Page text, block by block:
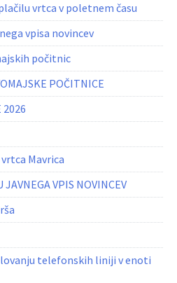
vrtca v poletnem času
vpisa novincev
počitnic
POČITNICE
2026
Mavrica
VPIS NOVINCEV
telefonskih liniji v enoti